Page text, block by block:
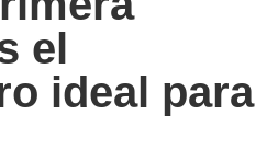
el
ideal para